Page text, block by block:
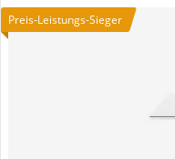
Preis-Leistungs-Sieger